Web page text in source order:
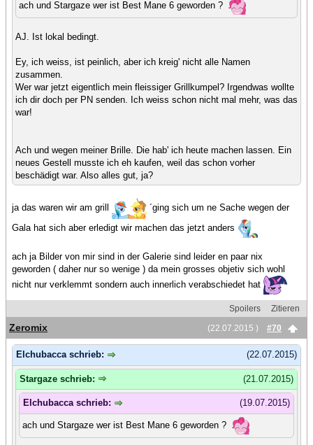
ach und Stargaze wer ist Best Mane 6 geworden ?
AJ. Ist lokal bedingt.
Ey, ich weiss, ist peinlich, aber ich kreig' nicht alle Namen
zusammen.
Wer war jetzt eigentlich mein fleissiger Grillkumpel? Irgendwas wollte
ich dir doch per PN senden. Ich weiss schon nicht mal mehr, was das
war!
Ach und wegen meiner Brille. Die hab' ich heute machen lassen. Ein
neues Gestell musste ich eh kaufen, weil das schon vorher
beschädigt war. Also alles gut, ja?
ja das waren wir am grill
´ging sich um ne Sache wegen der
Gala hat sich aber erledigt wir machen das jetzt anders
ach ja Bilder von mir sind in der Galerie sind leider en paar nix
geworden ( daher nur so wenige ) da mein grosses objetiv sich wohl
nicht nur verklemmt sondern auch innerlich verabschiedet hat
Spoilers
Zitieren
(22.07.2015 )
#70
Zeromix
(22.07.2015)
Elchubacca schrieb:
(21.07.2015)
Stargaze schrieb:
(19.07.2015)
Elchubacca schrieb:
ach und Stargaze wer ist Best Mane 6 geworden ?